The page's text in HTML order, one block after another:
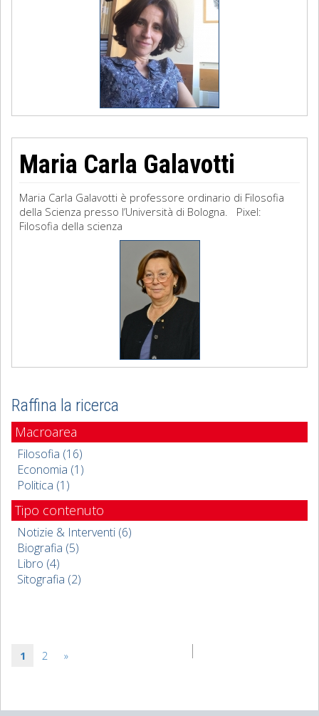
Maria Carla Galavotti
Maria Carla Galavotti è professore ordinario di Filosofia
della Scienza presso l’Università di Bologna. Pixel:
Filosofia della scienza
Raffina la ricerca
Macroarea
Filosofia (16)
Economia (1)
Politica (1)
Tipo contenuto
Notizie & Interventi (6)
Biografia (5)
Libro (4)
Sitografia (2)
1 2 »